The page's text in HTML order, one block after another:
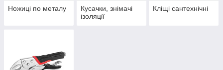
Ножиці по металу
Кусачки, знімачі
ізоляції
Кліщі сантехнічні